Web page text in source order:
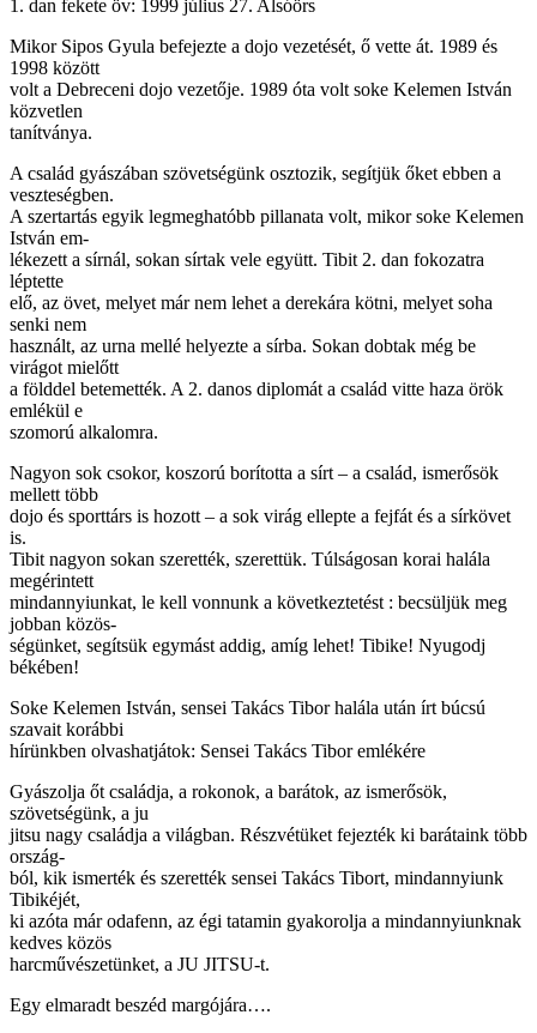
1. dan fekete öv: 1999 július 27. Alsóörs
Mikor Sipos Gyula befejezte a dojo vezetését, ő vette át. 1989 és
1998 között
volt a Debreceni dojo vezetője. 1989 óta volt soke Kelemen István
közvetlen
tanítványa.
A család gyászában szövetségünk osztozik, segítjük őket ebben a
veszteségben.
A szertartás egyik legmeghatóbb pillanata volt, mikor soke Kelemen
István em-
lékezett a sírnál, sokan sírtak vele együtt. Tibit 2. dan fokozatra
léptette
elő, az övet, melyet már nem lehet a derekára kötni, melyet soha
senki nem
használt, az urna mellé helyezte a sírba. Sokan dobtak még be
virágot mielőtt
a földdel betemették. A 2. danos diplomát a család vitte haza örök
emlékül e
szomorú alkalomra.
Nagyon sok csokor, koszorú borította a sírt – a család, ismerősök
mellett több
dojo és sporttárs is hozott – a sok virág ellepte a fejfát és a sírkövet
is.
Tibit nagyon sokan szerették, szerettük. Túlságosan korai halála
megérintett
mindannyiunkat, le kell vonnunk a következtetést : becsüljük meg
jobban közös-
ségünket, segítsük egymást addig, amíg lehet! Tibike! Nyugodj
békében!
Soke Kelemen István, sensei Takács Tibor halála után írt búcsú
szavait korábbi
hírünkben olvashatjátok: Sensei Takács Tibor emlékére
Gyászolja őt családja, a rokonok, a barátok, az ismerősök,
szövetségünk, a ju
jitsu nagy családja a világban. Részvétüket fejezték ki barátaink több
ország-
ból, kik ismerték és szerették sensei Takács Tibort, mindannyiunk
Tibikéjét,
ki azóta már odafenn, az égi tatamin gyakorolja a mindannyiunknak
kedves közös
harcművészetünket, a JU JITSU-t.
Egy elmaradt beszéd margójára….